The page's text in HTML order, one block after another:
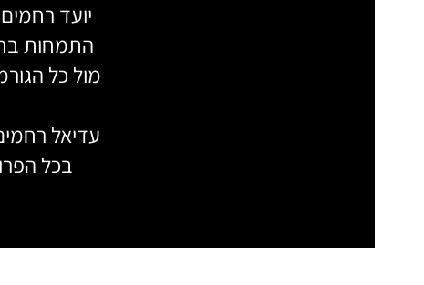
התמחות
מול כל
עדיאל
בכל